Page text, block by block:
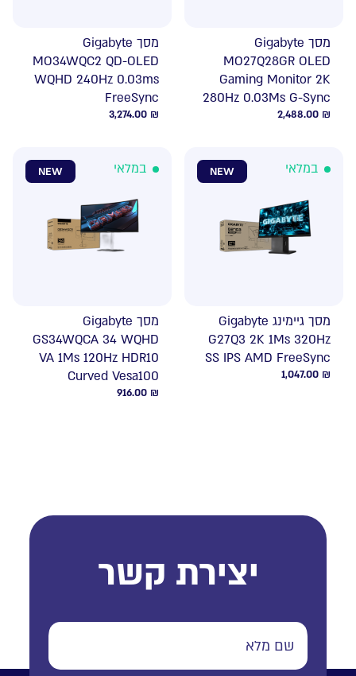
מסך Gigabyte
MO27Q28GR OLED
Gaming Monitor 2K
280Hz 0.03Ms G-Sync
2,488.00 ₪
מסך Gigabyte
MO34WQC2 QD-OLED
WQHD 240Hz 0.03ms
FreeSync
3,274.00 ₪
NEW במלאי
מסך גיימינג Gigabyte
G27Q3 2K 1Ms 320Hz
SS IPS AMD FreeSync
1,047.00 ₪
NEW במלאי
מסך Gigabyte
GS34WQCA 34 WQHD
VA 1Ms 120Hz HDR10
Curved Vesa100
916.00 ₪
יצירת קשר